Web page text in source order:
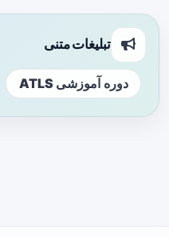
تبلیغات متنی
دوره آموزشی ATLS